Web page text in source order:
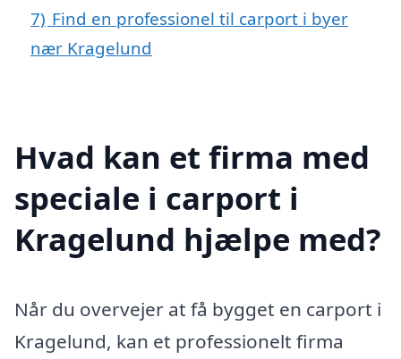
7) Find en professionel til carport i byer
nær Kragelund
Hvad kan et firma med
speciale i carport i
Kragelund hjælpe med?
Når du overvejer at få bygget en carport i
Kragelund, kan et professionelt firma